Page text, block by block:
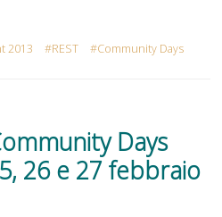
2013 REST Community Days
Days
26 e 27 febbraio